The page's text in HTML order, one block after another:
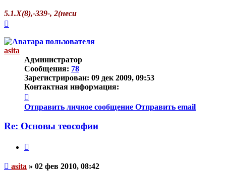
5.1.Х(8),-339-, 2(неси
началу
asita
Администратор
Сообщения: 78
Зарегистрирован: 09 дек 2009, 09:53
Контактная информация:
информация
пользователя
Отправить личное сообщение Отправить email
Re: Основы теософии
Непрочитанное
сообщение
asita » 02 фев 2010, 08:42